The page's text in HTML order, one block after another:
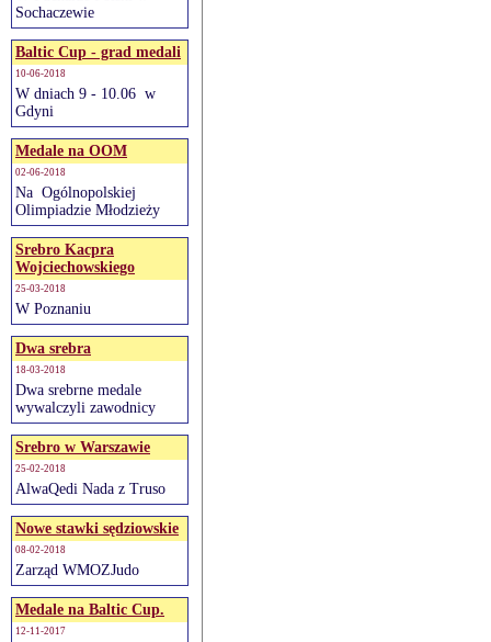
Sochaczewie
Baltic Cup - grad medali
10-06-2018
W dniach 9 - 10.06 w
Gdyni
Medale na OOM
02-06-2018
Na Ogólnopolskiej
Olimpiadzie Młodzieży
Srebro Kacpra
Wojciechowskiego
25-03-2018
W Poznaniu
Dwa srebra
18-03-2018
Dwa srebrne medale
wywalczyli zawodnicy
Srebro w Warszawie
25-02-2018
AlwaQedi Nada z Truso
Nowe stawki sędziowskie
08-02-2018
Zarząd WMOZJudo
Medale na Baltic Cup.
12-11-2017